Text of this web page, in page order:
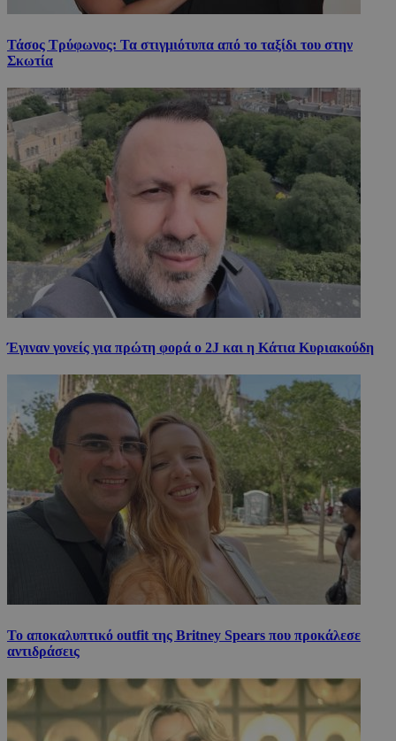
Τάσος Τρύφωνος: Τα στιγμιότυπα από το ταξίδι του στην
Σκωτία
Έγιναν γονείς για πρώτη φορά ο 2J και η Κάτια Κυριακούδη
Το αποκαλυπτικό outfit της Britney Spears που προκάλεσε
αντιδράσεις